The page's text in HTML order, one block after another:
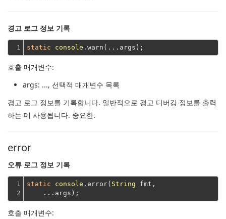
경고 로그 정보 기록
1 static console
호출 매개변수:
args: ..., 선택적 매개변수 목록
경고 로그 정보를 기록합니다. 일반적으로 경고 디버깅 정보를 출력
하는 데 사용됩니다. 중요한.
error
오류 로그 정보 기록
1
2
static console .error( String fmt,
    ...args);
호출 매개변수: